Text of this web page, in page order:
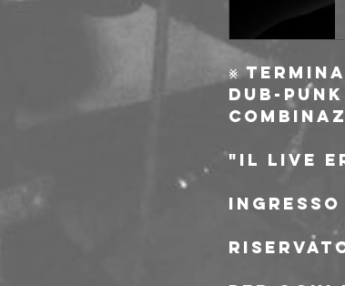
⨳
dub-
"Il live
ingresso